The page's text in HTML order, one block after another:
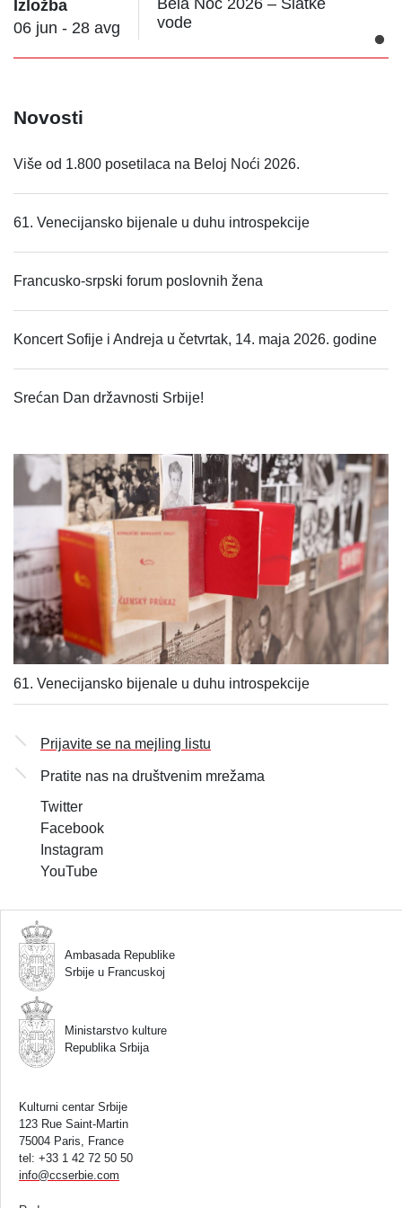
Izložba
06 jun - 28 avg
Bela Noć 2026 – Slatke
vode
Novosti
Više od 1.800 posetilaca na Beloj Noći 2026.
61. Venecijansko bijenale u duhu introspekcije
Francusko-srpski forum poslovnih žena
Koncert Sofije i Andreja u četvrtak, 14. maja 2026. godine
Srećan Dan državnosti Srbije!
61. Venecijansko bijenale u duhu introspekcije
Prijavite se na mejling listu
Pratite nas na društvenim mrežama
Twitter
Facebook
Instagram
YouTube
Ambasada Republike
Srbije u Francuskoj
Ministarstvo kulture
Republika Srbija
Kulturni centar Srbije
123 Rue Saint-Martin
75004 Paris, France
tel: +33 1 42 72 50 50
info@ccserbie.com